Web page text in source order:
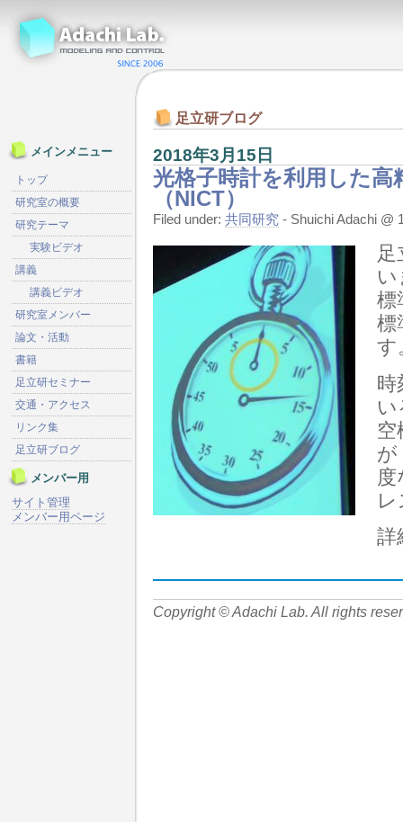
足立研ブログ
2018年3月15日
光格子時計を利用した
（NICT）
Filed under: 共同研究 - Shuichi Adachi @
足
い
標
標
す
い
空
が
詳
Copyright © Adachi Lab. All rights
メインメニュー
トップ
研究室の概要
研究テーマ
実験ビデオ
講義
講義ビデオ
研究室メンバー
論文・活動
書籍
足立研セミナー
交通・アクセス
リンク集
足立研ブログ
メンバー用
サイト管理
メンバー用ページ